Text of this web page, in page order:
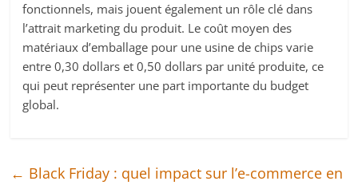
fonctionnels, mais jouent également un rôle clé dans
l’attrait marketing du produit. Le coût moyen des
matériaux d’emballage pour une usine de chips varie
entre 0,30 dollars et 0,50 dollars par unité produite, ce
qui peut représenter une part importante du budget
global.
← Black Friday : quel impact sur l’e-commerce en